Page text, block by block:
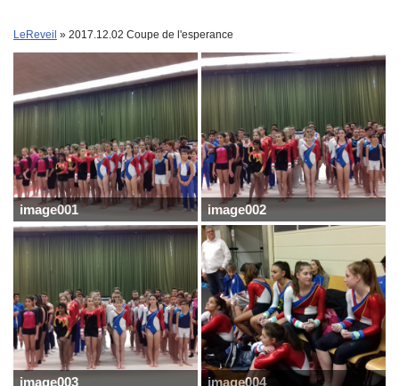
LeReveil » 2017.12.02 Coupe de l'esperance
image001 image002
image003 image004